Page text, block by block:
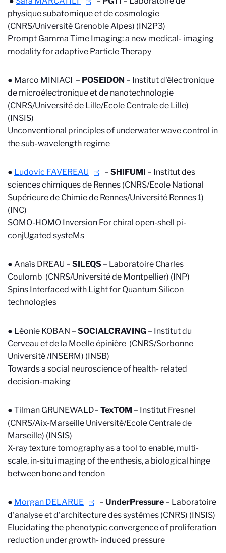
physique subatomique et de cosmologie
(CNRS/Université Grenoble Alpes) (IN2P3)
Prompt Gamma Time Imaging: a new medical- imaging
modality for adaptive Particle Therapy
● Marco MINIACI – POSEIDON – Institut d'électronique
de microélectronique et de nanotechnologie
(CNRS/Université de Lille/Ecole Centrale de Lille)
(INSIS)
Unconventional principles of underwater wave control in
the sub-wavelength regime
● Ludovic FAVEREAU – SHIFUMI – Institut des
sciences chimiques de Rennes (CNRS/Ecole National
Supérieure de Chimie de Rennes/Université Rennes 1)
(INC)
SOMO-HOMO Inversion For chiral open-shell pi-
conjUgated systeMs
● Anaïs DREAU – SILEQS – Laboratoire Charles
Coulomb (CNRS/Université de Montpellier) (INP)
Spins Interfaced with Light for Quantum Silicon
technologies
● Léonie KOBAN – SOCIALCRAVING – Institut du
Cerveau et de la Moelle épinière (CNRS/Sorbonne
Université /INSERM) (INSB)
Towards a social neuroscience of health- related
decision-making
● Tilman GRUNEWALD– TexTOM – Institut Fresnel
(CNRS/Aix-Marseille Université/Ecole Centrale de
Marseille) (INSIS)
X-ray texture tomography as a tool to enable, multi-
scale, in-situ imaging of the enthesis, a biological hinge
between bone and tendon
● Morgan DELARUE – UnderPressure – Laboratoire
d'analyse et d'architecture des systèmes (CNRS) (INSIS)
Elucidating the phenotypic convergence of proliferation
reduction under growth- induced pressure